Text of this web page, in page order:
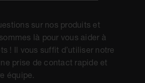
sur nos produits et
là pour vous aider à
! Il vous suffit d’utiliser notre
prise de contact rapide et
équipe.